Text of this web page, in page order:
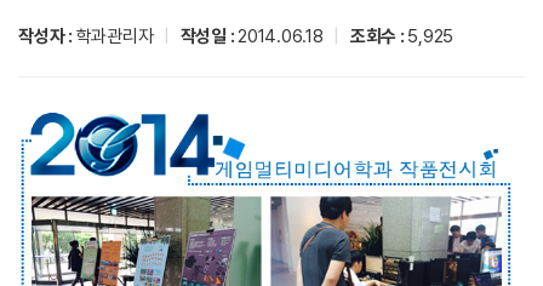
작성자 : 학과관리자 작성일 :2014.06.18 조회수 : 5,925